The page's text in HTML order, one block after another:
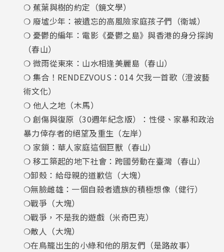
❍ 蕉葉與樹的約定（鏡文學）
❍ 廢墟少年：被遺忘的高風險家庭孩子們（衛城）
❍ 憂鬱的編年：電影《憂鬱之島》與香港的身分探詢
（春山）
❍ 微雨從東來：山水相逢美麗島（春山）
❍ 集合！RENDEZVOUS：014 欠我一首歌（澄波藝
術文化）
❍ 他人之地（木馬）
❍ 創傷與復原（30週年紀念版）：性侵、家暴和政治
暴力倖存者的絕望及重生（左岸）
❍ 家鎖：華人家庭這個巨獸（春山）
❍ 移工築起的地下社會：跨國勞動在臺灣（春山）
❍卸殼：給母親的道歉信（大塊）
❍無臉雌雄：一個自殺者遺族的積極想像（健行）
❍戰爭（大塊）
❍戰爭，不是我的遊戲（米奇巴克）
❍敵人（大塊）
❍在鳥籠出生的小綠和他的朋友們（是路故事）